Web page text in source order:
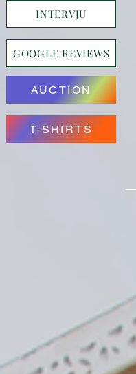
INTERVJU
GOOGLE REVIEWS
AUCTION
T-SHIRTS